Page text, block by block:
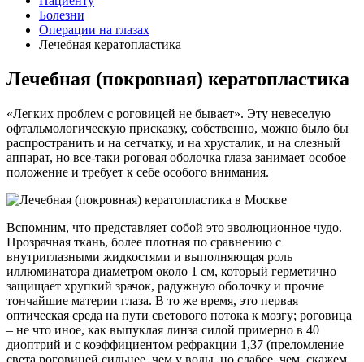
Болезни
Операции на глазах
Лечебная кератопластика
Лечебная (покровная) кератопластика
«Легких проблем с роговицей не бывает». Эту невеселую
офтальмологическую присказку, собственно, можно было бы
распространить и на сетчатку, и на хрусталик, и на слезный
аппарат, но все-таки роговая оболочка глаза занимает особое
положение и требует к себе особого внимания.
Вспомним, что представляет собой это эволюционное чудо.
Прозрачная ткань, более плотная по сравнению с
внутриглазными жидкостями и выполняющая роль
иллюминатора диаметром около 1 см, который герметично
защищает хрупкий зрачок, радужную оболочку и прочие
тончайшие материи глаза. В то же время, это первая
оптическая среда на пути светового потока к мозгу; роговица
– не что иное, как выпуклая линза силой примерно в 40
диоптрий и с коэффициентом рефракции 1,37 (преломление
света роговицей сильнее, чем у воды, но слабее, чем, скажем,